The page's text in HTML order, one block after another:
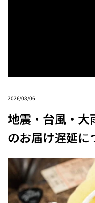
2026/08/06
地震・台風・大
のお届け遅延に